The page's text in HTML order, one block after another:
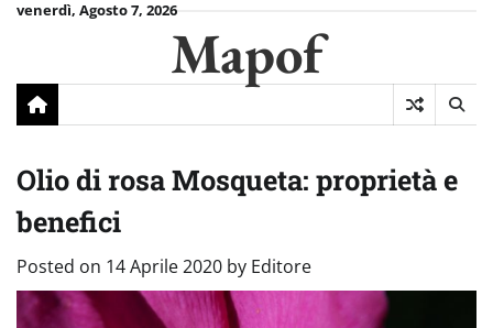
Skipvenerdì, Agosto 7, 2026
Mapof
Olio di rosa Mosqueta: proprietà e
benefici
Posted on 14 Aprile 2020 by Editore